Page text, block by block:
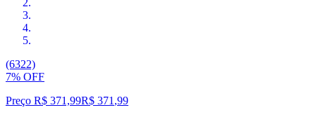
(6322)
7% OFF
Preço R$ 371,99R$ 371 ,99